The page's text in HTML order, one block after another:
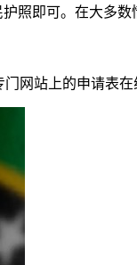
照即可。在大多数
网站上的申请表在